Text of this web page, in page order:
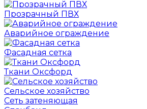
Прозрачный ПВХ
Аварийное ограждение
Фасадная сетка
Ткани Оксфорд
Сельское хозяйство
Сеть затеняющая